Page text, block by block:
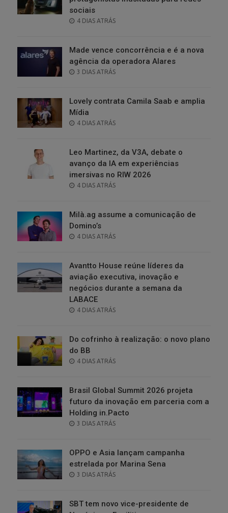
sociais
POSTED
4 DIAS ATRÁS
Made vence concorrência e é a nova
agência da operadora Alares
POSTED
3 DIAS ATRÁS
Lovely contrata Camila Saab e amplia
Mídia
POSTED
4 DIAS ATRÁS
Leo Martinez, da V3A, debate o
avanço da IA em experiências
imersivas no RIW 2026
POSTED
4 DIAS ATRÁS
Milà.ag assume a comunicação de
Domino’s
POSTED
4 DIAS ATRÁS
Avantto House reúne líderes da
aviação executiva, inovação e
negócios durante a semana da
LABACE
POSTED
4 DIAS ATRÁS
Do cofrinho à realização: o novo plano
do BB
POSTED
4 DIAS ATRÁS
Brasil Global Summit 2026 projeta
futuro da inovação em parceria com a
Holding in.Pacto
POSTED
3 DIAS ATRÁS
OPPO e Asia lançam campanha
estrelada por Marina Sena
POSTED
3 DIAS ATRÁS
SBT tem novo vice-presidente de